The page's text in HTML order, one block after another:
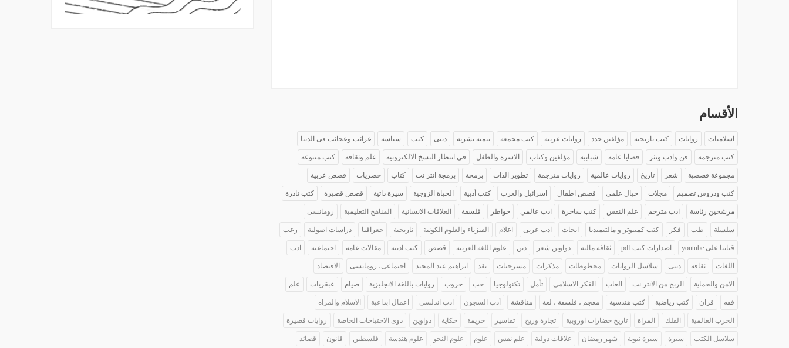
الأقسام
اسلاميات روايات كتب تاريخية مؤلفين جدد روايات عربية كتب مجمعة تنمية بشرية دينى كتب سياسة غرائب وعجائب فى الدنيا
كتب مترجمة فن وادب ونثر قضايا عامة شبابية مؤلفين وكتاب الاسرة والطفل فى انتظار النسخ الالكترونية علم وثقافة كتب متنوعة
مجموعة قصصية شعر تاريخ روايات عالمية روايات مترجمة تطوير الذات برمجة برمجة انتر نت كتاب حصريات قصص عربية
كتب ودروس تصميم مجلات خيال علمى قصص اطفال اسرائيل والعرب كتب أدبية الحياة الزوجية سيرة ذاتية قصص قصيرة كتب نادرة
مرشحين رئاسة ادب مترجم علم النفس كتب ساخرة ادب عالمي خواطر فلسفة العلاقات الانسانية المناهج التعليمية رومانسى
سلسلة طب فكر كتب كمبيوتر و مالتيميديا ابحاث ادب عربى اعلام الفيزياء والعلوم الكونية تاريخية جغرافيا دراسات اصولية رعب
قناتنا على youtube اصدارات كتب pdf ثقافة مالية دواوين شعر دين علوم اللغة العربية قصص كتب ادبية مقالات عامة اجتماعية ادب
اللغات ثقافة دبنى سلاسل الروايات مخطوطات مذكرات مسرحيات نقد ابراهيم عبد المجيد اجتماعى، رومانسى الاقتصاد
الامن والحماية الربح من الانتر نت العاب الفكر الاسلامى تأمل تكنولوجيا حب حروب روايات باللغة الانجليزية صيام عبقريات علم
فقه قران كتب رياضية كتب هندسية معجم ، فلسفة ، لغة مناقشة أدب السجون ادب اندلسي اعمال ابداعية الاسلام والمراه
الحرب العالمية الفلك المراة تاريخ حضارات اوروبية تجارة وربح تفاسير جريمة حكاية دواوين ذوى الاحتياجات الخاصة روايات قصيرة
سلاسل الكتب سيرة سيرة نبوية شهر رمضان علاقات دولية علم نفس علوم علوم النحو علوم هندسة فلسطين قانون قصائد